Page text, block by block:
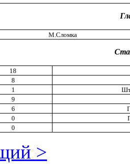
М.Сломка
18
8
1
9
6
0
0
>